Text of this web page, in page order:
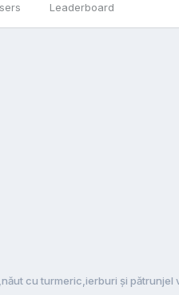
Leaderboard
cu turmeric,ierburi și pătrunjel